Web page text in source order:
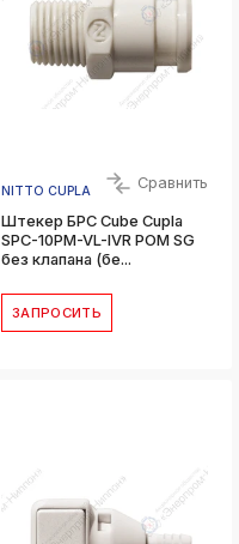
NITTO CUPLA Сравнить
Штекер БРС Cube Cupla
SPC-10PM-VL-IVR POM SG
без клапана (бе...
ЗАПРОСИТЬ